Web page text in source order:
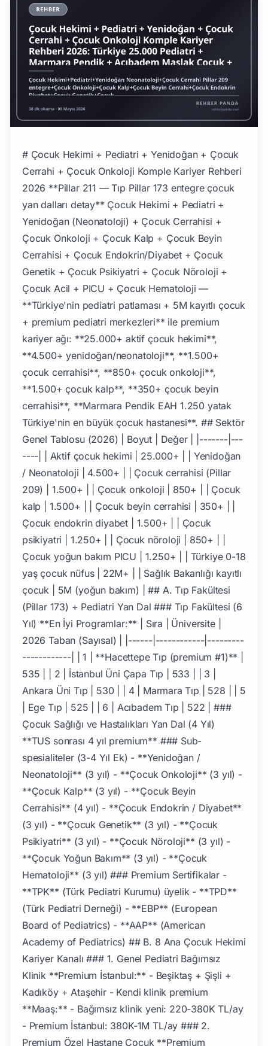
# Çocuk Hekimi + Pediatri + Yenidoğan + Çocuk Cerrahi + Çocuk Onkoloji Komple Kariyer Rehberi 2026 **Pillar 211 — Tıp Pillar 173 entegre çocuk yan dalları detay** Çocuk Hekimi + Pediatri + Yenidoğan (Neonatoloji) + Çocuk Cerrahisi + Çocuk Onkoloji + Çocuk Kalp + Çocuk Beyin Cerrahisi + Çocuk Endokrin/Diyabet + Çocuk Genetik + Çocuk Psikiyatri + Çocuk Nöroloji + Çocuk Acil + PICU + Çocuk Hematoloji — **Türkiye'nin pediatri patlaması + 5M kayıtlı çocuk + premium pediatri merkezleri** ile premium kariyer ağı: **25.000+ aktif çocuk hekimi**, **4.500+ yenidoğan/neonatoloji**, **1.500+ çocuk cerrahisi**, **850+ çocuk onkoloji**, **1.500+ çocuk kalp**, **350+ çocuk beyin cerrahisi**, **Marmara Pendik EAH 1.250 yatak Türkiye'nin en büyük çocuk hastanesi**. ## Sektör Genel Tablosu (2026) | Boyut | Değer | |-------|-------| | Aktif çocuk hekimi | 25.000+ | | Yenidoğan / Neonatoloji | 4.500+ | | Çocuk cerrahisi (Pillar 209) | 1.500+ | | Çocuk onkoloji | 850+ | | Çocuk kalp | 1.500+ | | Çocuk beyin cerrahisi | 350+ | | Çocuk endokrin diyabet | 1.500+ | | Çocuk psikiyatri | 1.250+ | | Çocuk nöroloji | 850+ | | Çocuk yoğun bakım PICU | 1.250+ | | Türkiye 0-18 yaş çocuk nüfus | 22M+ | | Sağlık Bakanlığı kayıtlı çocuk | 5M (yoğun bakım) | ## A. Tıp Fakültesi (Pillar 173) + Pediatri Yan Dal ### Tıp Fakültesi (6 Yıl) **En İyi Programlar:** | Sıra | Üniversite | 2026 Taban (Sayısal) | |------|------------|---------------------| | 1 | **Hacettepe Tıp (premium #1)** | 535 | | 2 | İstanbul Üni Çapa Tıp | 533 | | 3 | Ankara Üni Tıp | 530 | | 4 | Marmara Tıp | 528 | | 5 | Ege Tıp | 525 | | 6 | Acıbadem Tıp | 522 | ### Çocuk Sağlığı ve Hastalıkları Yan Dal (4 Yıl) **TUS sonrası 4 yıl premium** ### Sub-spesialiteler (3-4 Yıl Ek) - **Yenidoğan / Neonatoloji** (3 yıl) - **Çocuk Onkoloji** (3 yıl) - **Çocuk Kalp** (3 yıl) - **Çocuk Beyin Cerrahisi** (4 yıl) - **Çocuk Endokrin / Diyabet** (3 yıl) - **Çocuk Genetik** (3 yıl) - **Çocuk Psikiyatri** (3 yıl) - **Çocuk Nöroloji** (3 yıl) - **Çocuk Yoğun Bakım** (3 yıl) - **Çocuk Hematoloji** (3 yıl) ### Premium Sertifikalar - **TPK** (Türk Pediatri Kurumu) üyelik - **TPD** (Türk Pediatri Derneği) - **EBP** (European Board of Pediatrics) - **AAP** (American Academy of Pediatrics) ## B. 8 Ana Çocuk Hekimi Kariyer Kanalı ### 1. Genel Pediatri Bağımsız Klinik **Premium İstanbul:** - Beşiktaş + Şişli + Kadıköy + Ataşehir - Kendi klinik premium **Maaş:** - Bağımsız klinik yeni: 220-380K TL/ay - Premium İstanbul: 380K-1M TL/ay ### 2. Premium Özel Hastane Çocuk **Premium hastaneler:** - **Acıbadem Maslak Çocuk** (premium VIP) - **Memorial Bahçelievler Pediatri** - **Anadolu Sağlık Hopkins ortaklı** (premium çocuk onkoloji) - **Florence Nightingale Çocuk** - **Liv Hospital Çocuk** - **American Hospital VKV Çocuk Bakımı** **Maaş:** - Senior premium: 380K-1M TL/ay ### 3. Devlet Çocuk Hastanesi (Premium) **Premium çocuk hastaneleri:** - **Marmara Pendik Eğitim ve Araştırma Hastanesi** — 1.250 yatak (Türkiye'nin en büyük çocuk hastanesi) - Hacettepe Çocuk Sağlığı (1958) - İstanbul Üniv Çocuk Sağlığı Enstitüsü (1934) - Ankara Üniv Cebeci Çocuk **Maaş:** - Devlet Senior: 220-450K TL/ay - Şehir Hastanesi başhekim yardımcısı: 380-650K TL/ay ### 4. Yenidoğan / Neonatoloji (Premium NICU) **Premium niş:** - NICU (Neonatal Intensive Care Unit) - Prematüre bebek (28 hafta+) - Konjenital anomali **Maaş:** - Junior NICU: 280-450K TL/ay - Senior NICU Premium: 380-850K TL/ay ### 5. Çocuk Cerrahisi (Pillar 209 Entegre) **Premium niş:** - Yenidoğan cerrahi - Pediatrik tümör - Konjenital malformasyon **Maaş:** - Junior Çocuk Cerrahi: 280-450K TL/ay - Senior Premium: 380K-1M TL/ay ### 6. Çocuk Onkoloji (Premium $$$) **Premium niş:** - Lösemi (ALL — en yaygın çocuk kanseri) - Lenfoma - Solid tümörler - Anadolu Sağlık Hopkins ortaklı premium **Maaş:** - Junior Çocuk Onkoloji: 280-450K TL/ay - Senior premium: 380K-1.2M TL/ay - Yurt dışı Boston Children/CHOP: $200-$450K/yıl ### 7. Çocuk Yoğun Bakım PICU **Premium niş:** - Pediatric Intensive Care Unit - Çoklu organ yetmezliği **Maaş:** - Junior PICU: 220-380K TL/ay - Senior PICU: 280-650K TL/ay ### 8. Akademisyen Hacettepe Çocuk Hocası **Hacettepe Çocuk Sağlığı 1958:** - Türkiye'nin akademik premium çocuk merkezi - Asistan: 220-380K TL/ay - Profesör: 200-450K TL/ay - Akademik + klinik: 650K-2M TL/ay ## C. 12 Premium Niş ### 1. Yenidoğan Neonatoloji Premium NICU **Detay yukarıda** ### 2. Çocuk Onkoloji Lösemi / Lenfoma **Premium niş Türkiye:** - Lösemi tedavisi premium - Anadolu Sağlık Hopkins ortaklı **Maaş:** 380K-1.2M TL/ay ### 3. Çocuk Kalp Cerrahisi (Premium Dünya Tanınma) **Premium niş:** - Kongenital kalp anomalileri - Türk Çocuk Kalp Cerrahisi premium dünya - Marmara Pendik premium **Maaş:** 450K-1.5M TL/ay ### 4. Çocuk Beyin Cerrahisi **Premium niş:** - Hidrosefali - Spinal disrafi - Beyin tümörü **Maaş:** 450K-1.5M TL/ay ### 5. Çocuk Endokrin / Diyabet **Premium niş:** - Tip 1 Diyabet 1.500+ Türk çocuk yıllık tanı - Büyüme hormon - Tiroid + adrenal **Maaş:** 280-650K TL/ay ### 6. Çocuk Genetik (Pillar 183 Entegre) **Premium niş:** - Konjenital genetik hastalıklar - Genetik danışmanlık - WGS (Whole Genome Sequencing) **Maaş:** 280-650K TL/ay ### 7. Çocuk Psikiyatri (Otizm + ADHD) **Premium niş:** - Otizm spektrum - ADHD - Anksiyete + depresyon **Maaş:** 280-650K TL/ay ### 8. Çocuk Nöroloji **Premium niş:** - Epilepsi - Cerebral Palsy - Nöromuskuler hastalık **Maaş:** 280-650K TL/ay ### 9. Çocuk Acil **Standart premium:** - 7/24 görev - Maaş: 220-450K TL/ay ### 10. Çocuk Yoğun Bakım (PICU) **Detay yukarıda** ### 11. Çocuk Hematoloji (Talasemi) **Türkiye 8.000+ talasemi hastası:** - Akdeniz Üniversitesi premium **Maaş:** 280-650K TL/ay ### 12. Pediatrik Spor Hekimliği (Pillar 187 Entegre) **Premium niş:** - Çocuk spor yaralanmaları - Premier kulüp altyapı (Pillar 187) **Maaş:** 220-450K TL/ay ## D. Premium Türk Çocuk Hastaneleri ### 1. Marmara Pendik Eğitim ve Araştırma Hastanesi (Premium #1) **Türkiye'nin en büyük çocuk hastanesi:** - 1.250 yatak - 8.500+ çalışan - Pediatri tüm yan dallar - 24/7 acil + PICU + NICU ### 2. Hacettepe Çocuk Sağlığı (1958 — Akademik Premium) **Türkiye akademik premium #1:** - 1958 kuruldu - Olcay Neyzi miras - Premium akademik çocuk ### 3. İstanbul Üniv Çocuk Sağlığı Enstitüsü (1934) **Türkiye'nin en eski çocuk akademisi** ### 4. Ankara Üniv Cebeci Çocuk **Premium akademik** ### 5. Acıbadem Maslak Çocuk (Premium VIP) **Premium özel:** - VIP çocuk hastanesi - Sağlık turizmi pediatri ### 6. Memorial Bahçelievler Pediatri **Premium özel** ### 7. Anadolu Sağlık (Hopkins Ortaklı — Premium Onkoloji) **Premium çocuk onkoloji:** - Hopkins Children Hospital ortak ### 8. Diğer Premium - Florence Nightingale Çocuk - Liv Hospital Çocuk - American Hospital VKV Çocuk - Medical Park MLPCare Çocuk - 250+ klinik ## E. Premium Türk Çocuk Hekimleri ### Olcay Neyzi (Premium Pioneer Tarihten) **Çocuk Endokrin Pioneer Türkiye:** - Hacettepe + İstanbul Üni - Çocuk endokrin pioneer 1980-90lar - Türk pediatri akademik efsane ### Munis Dündar **Genç çocuk genetik premium** ### Ali Süha Çalıkoğlu **Pediatri akademik premium** ### Ayşe Avcı **Çocuk psikiyatri premium** ### Bülent Antmen **Çocuk onkoloji premium akademik dünya** ### Yıldız Yıldırmak **Çocuk premium akademik** ## F. Yurt Dışı Premium Pediatri Akademisi ### ABD (Premium #1) | Hastane | Premium | |---------|---------| | **Boston Children Hospital** | premium #1 dünya | | **Cincinnati Children Hospital** | premium #2 | | **CHOP** (Children Hospital of Philadelphia) | premium | | **Texas Children Hospital** Houston | premium | | **Seattle Children** | premium | | **Johns Hopkins Children** | premium | | **Stanford Lucile Packard** | premium | | **UCLA Mattel Children** | premium | | **NYU Langone Pediatrics** | premium | ### UK Premium - **Great Ormond Street Hospital (GOSH)** London (premium dünya çocuk) - **Cambridge Pediatrics** - **Oxford Pediatrics** - **Edinburgh Royal Hospital for Sick Children** - **King's College Hospital Children** ### Avrupa - **Charité Berlin Pädiatrie** (premium Almanya) - **LMU München Kinderklinik** - **Heidelberg Kinderklinik** - **Zürich Kinderspital** (İsviçre premium) - **Erasmus Sophia Rotterdam** (Hollanda) - **AKH Vienna Pädiatrie** ### İsrail - **Sheba Medical Children** - **Hadassah Children** ## G. Maaş Bandı (2026 Detay) ### Türkiye | Pozisyon | Aylık Net | |----------|-----------| | Yeni Pediatri | 220-380K TL | | Senior Bağımsız | 380K-1M TL | | Çocuk Onkoloji Premium | 380K-1.2M TL | | Çocuk Kalp Cerrahi Premium $$$ | 450K-1.5M TL | | Çocuk Beyin Cerrahisi Premium | 450K-1.5M TL | | Yenidoğan NICU Senior | 380-850K TL | | Çocuk Yoğun Bakım PICU | 280-650K TL | | Premium Sağlık Turizm Pediatri | 380K-1.5M TL | | Acıbadem/Memorial Senior | 380K-1M TL | | Marmara Pendik EAH Senior | 280-650K TL | | Akademisyen Hacettepe Çocuk | 200-450K TL | | Akademik + klinik kombinasyon | 650K-2M TL | ### Yurt Dışı | Konum / Pozisyon | Yıllık | |-------------------|--------| | Boston Children Senior | $200-$400K | | CHOP Senior | $250-$450K | | Cincinnati Children | $200-$400K | | Texas Children Houston | $200-$400K | | UK GOSH Senior | £75-£200K | | UK Premium Private | £100-£300K | | Almanya Pediatrie | €120-€350K | | İsviçre Zürich Kinderspital | CHF 150-350K | | İsrail Sheba | $200-$400K | ## H. 2026+ Sektör Trendleri ### Büyüyen Niches 1. **Marmara Pendik EAH Premium Genişleme** 2. **Çocuk Onkoloji Hopkins Ortaklı** 3. **AI + Çocuk Tanı** (Pillar 202) 4. **Çocuk Genetik + WGS** (Pillar 183 entegre) 5. **Telepediatri Online** 6. **Çocuk Mental Sağlık (Otizm patlaması)** 7. **Pediatrik Robotik Cerrahi** 8. **Premium Sağlık Turizm Çocuk** ### Tehditler 1. **Beyin göçü** (Türk pediatri ABD/UK) 2. **TL dalgalanması** (premium ekipman) 3. **Çocuk doğum oranı düşüşü** 4. **AI tanı (junior pozisyon)** ## Sonuç: Kimler Bu Sektörü Tercih Etmeli? **Lise SAY 525+:**